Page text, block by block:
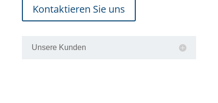
Kontaktieren Sie uns
Unsere Kunden